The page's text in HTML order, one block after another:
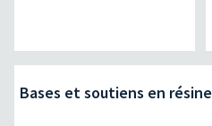
Bases et soutiens en résine